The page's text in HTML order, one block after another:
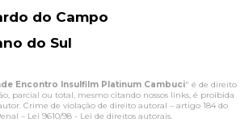
do Campo
do Sul
Encontro Insulfilm Platinum Cambuci" é de direito
parcial ou total, mesmo citando nossos links, é proibida
Crime de violação de direito autoral – artigo 184 do
– Lei 9610/98 - Lei de direitos autorais.